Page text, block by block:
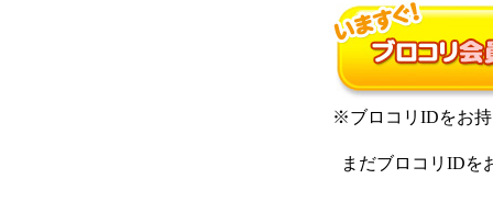
※ブロコリIDをお
まだブロコリIDを